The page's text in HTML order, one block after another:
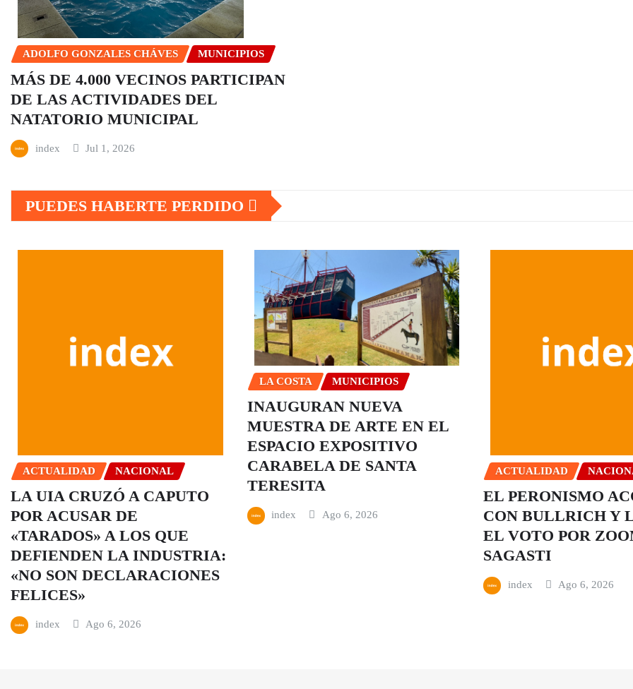
ADOLFO GONZALES CHÁVES MUNICIPIOS
MÁS DE 4.000 VECINOS PARTICIPAN
DE LAS ACTIVIDADES DEL
NATATORIO MUNICIPAL
index Jul 1, 2026
PUEDES HABERTE PERDIDO
ACTUALIDAD NACIONAL
LA UIA CRUZÓ A CAPUTO
POR ACUSAR DE
«TARADOS» A LOS QUE
DEFIENDEN LA INDUSTRIA:
«NO SON DECLARACIONES
FELICES»
index Ago 6, 2026
LA COSTA MUNICIPIOS
INAUGURAN NUEVA
MUESTRA DE ARTE EN EL
ESPACIO EXPOSITIVO
CARABELA DE SANTA
TERESITA
index Ago 6, 2026
ACTUALIDAD
EL PERONISMO
CON BULLRICH Y
EL VOTO POR
SAGASTI
index Ago 6, 2026